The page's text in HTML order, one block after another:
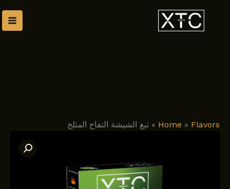
Home»Flavors
»تبغ الشيشة التفاح المثلج